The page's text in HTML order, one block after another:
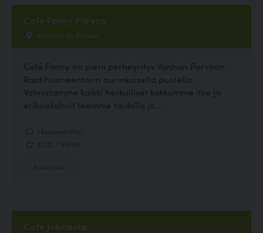
Cafe Fanny Porvoo
Välikatu 13, Porvoo
Café Fanny on pieni perheyritys Vanhan Porvoon
Raatihuoneentorin aurinkoisella puolella.
Valmistamme kaikki herkulliset kakkumme itse ja
erikoiskahvit teemme taidolla ja...
Cafe Jokiranta